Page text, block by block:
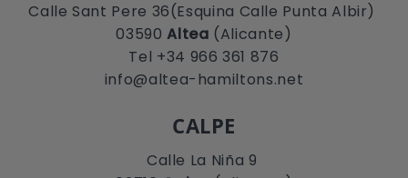
Calle Sant Pere 36(Esquina Calle Punta Albir)
03590Altea (Alicante)
Tel +34 966 361 876
info@altea-hamiltons.net
CALPE
Calle La Niña 9